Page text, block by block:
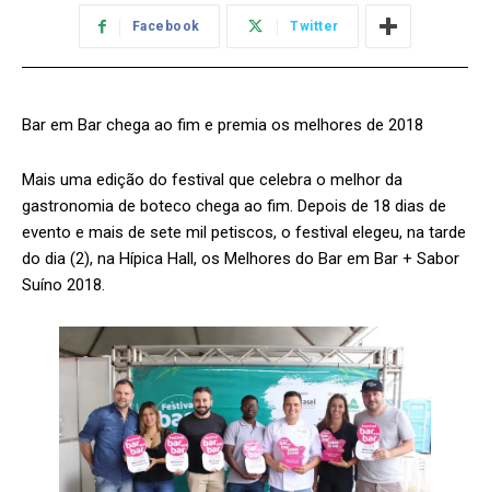
Facebook Twitter
Bar em Bar chega ao fim e premia os melhores de 2018
Mais uma edição do festival que celebra o melhor da
gastronomia de boteco chega ao fim. Depois de 18 dias de
evento e mais de sete mil petiscos, o festival elegeu, na tarde
do dia (2), na Hípica Hall, os Melhores do Bar em Bar + Sabor
Suíno 2018.